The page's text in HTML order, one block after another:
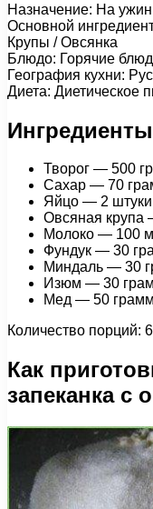
Назначение: На
Основной
Крупы / Овсянка
Блюдо: Горячие
География кухни:
Диета: Диетическое
Творог — 500
Сахар — 70
Яйцо — 2
Овсяная крупа
Молоко — 100
Фундук — 30
Миндаль — 30
Изюм — 30
Мед — 50
Количество порций: 6
Как
запеканка с